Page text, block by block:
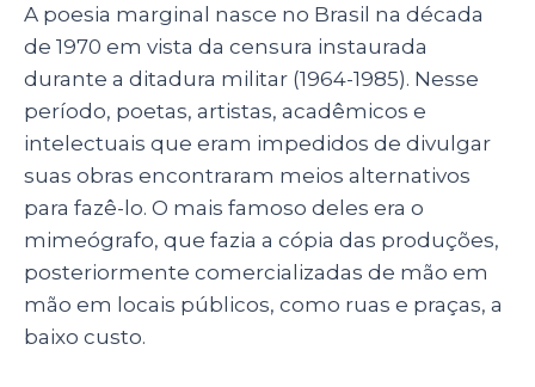
a
ts
A
p
p
c
e
b
o
o
k
k
e
dI
n
a
re
A poesia marginal nasce no Brasil na década
de 1970 em vista da censura instaurada
durante a ditadura militar (1964-1985). Nesse
período, poetas, artistas, acadêmicos e
intelectuais que eram impedidos de divulgar
suas obras encontraram meios alternativos
para fazê-lo. O mais famoso deles era o
mimeógrafo, que fazia a cópia das produções,
posteriormente comercializadas de mão em
mão em locais públicos, como ruas e praças, a
baixo custo.